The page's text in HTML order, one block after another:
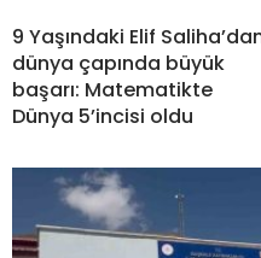
9 Yaşındaki Elif
dünya çapında büyük
başarı: Matematikte
Dünya 5’incisi oldu